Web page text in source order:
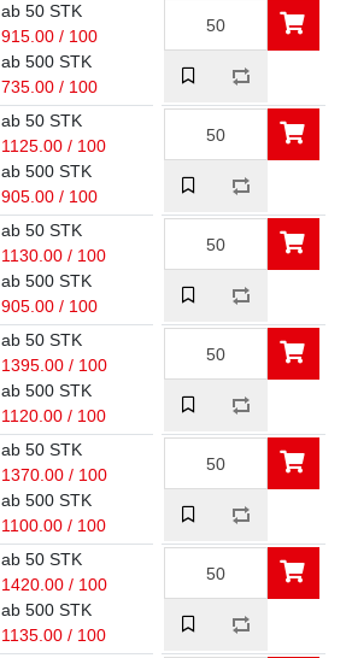
ab 50 STK
915.00 / 100
ab 500 STK
735.00 / 100
ab 50 STK
1125.00 / 100
ab 500 STK
905.00 / 100
ab 50 STK
1130.00 / 100
ab 500 STK
905.00 / 100
ab 50 STK
1395.00 / 100
ab 500 STK
1120.00 / 100
ab 50 STK
1370.00 / 100
ab 500 STK
1100.00 / 100
ab 50 STK
1420.00 / 100
ab 500 STK
1135.00 / 100